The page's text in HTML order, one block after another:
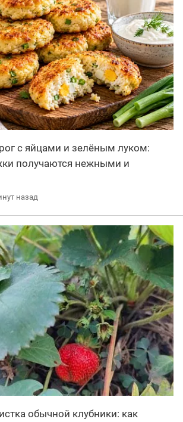
с яйцами и зелёным луком:
получаются нежными и
назад
обычной клубники: как